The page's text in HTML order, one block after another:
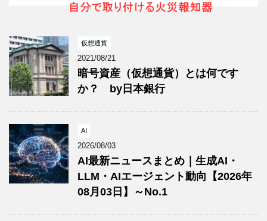
仮想通貨
2021/08/21
暗号資産（仮想通貨）とは何です
か？ by日本銀行
AI
2026/08/03
AI最新ニュースまとめ｜生成AI・
LLM・AIエージェント動向【2026年
08月03日】～No.1